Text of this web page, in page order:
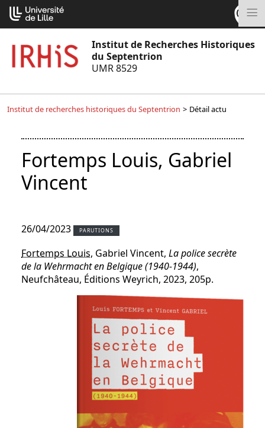
Aller
au
contenu
Institut de Recherches Historiques
du Septentrion
UMR 8529
Institut de recherches historiques du Septentrion > Détail actu
Fortemps Louis, Gabriel
Vincent
26/04/2023 PARUTIONS
Fortemps Louis, Gabriel Vincent, La police secrète
de la Wehrmacht en Belgique (1940-1944),
Neufchâteau, Éditions Weyrich, 2023, 205p.
Cookies management panel